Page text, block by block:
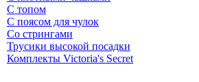
С топом
С поясом для чулок
Со стрингами
Трусики высокой посадки
Комплекты Victoria's Secret